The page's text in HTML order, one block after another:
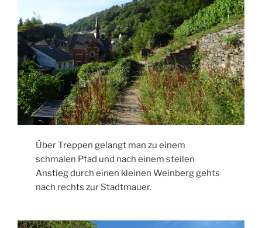
Über Treppen gelangt man zu einem
schmalen Pfad und nach einem steilen
Anstieg durch einen kleinen Weinberg gehts
nach rechts zur Stadtmauer.